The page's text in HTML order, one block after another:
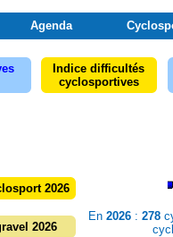
Agenda
Indice difficultés
cyclosportives
2026
2026
En 2026: 278